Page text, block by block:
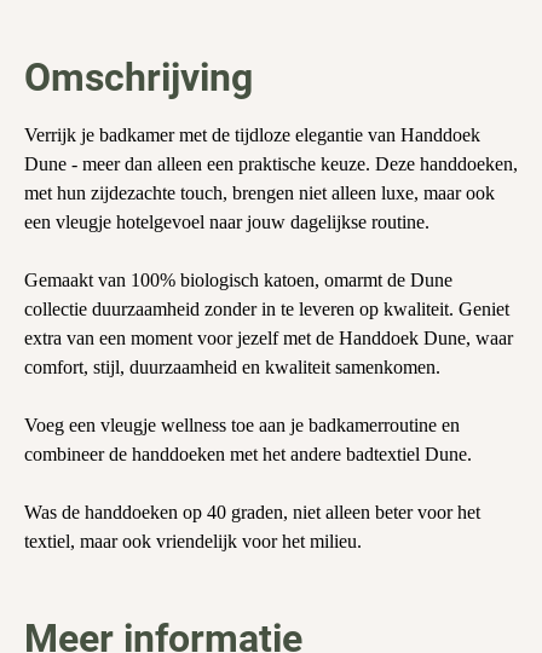
Omschrijving
Verrijk je badkamer met de tijdloze elegantie van Handdoek
Dune - meer dan alleen een praktische keuze. Deze handdoeken,
met hun zijdezachte touch, brengen niet alleen luxe, maar ook
een vleugje hotelgevoel naar jouw dagelijkse routine.
Gemaakt van 100% biologisch katoen, omarmt de Dune
collectie duurzaamheid zonder in te leveren op kwaliteit. Geniet
extra van een moment voor jezelf met de Handdoek Dune, waar
comfort, stijl, duurzaamheid en kwaliteit samenkomen.
Voeg een vleugje wellness toe aan je badkamerroutine en
combineer de handdoeken met het andere badtextiel Dune.
Was de handdoeken op 40 graden, niet alleen beter voor het
textiel, maar ook vriendelijk voor het milieu.
Meer informatie